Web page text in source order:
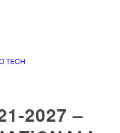
TECH
2027 –